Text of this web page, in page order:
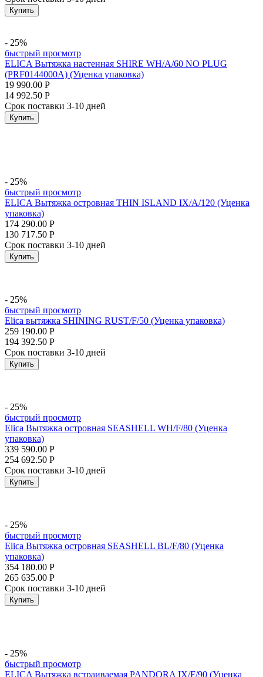
Купить
- 25%
быстрый просмотр
ELICA Вытяжка настенная SHIRE WH/A/60 NO PLUG
(PRF0144000A) (Уценка упаковка)
19 990.00 Р
14 992.50 Р
Срок поставки 3-10 дней
Купить
- 25%
быстрый просмотр
ELICA Вытяжка островная THIN ISLAND IX/A/120 (Уценка
упаковка)
174 290.00 Р
130 717.50 Р
Срок поставки 3-10 дней
Купить
- 25%
быстрый просмотр
Elica вытяжка SHINING RUST/F/50 (Уценка упаковка)
259 190.00 Р
194 392.50 Р
Срок поставки 3-10 дней
Купить
- 25%
быстрый просмотр
Elica Вытяжка островная SEASHELL WH/F/80 (Уценка
упаковка)
339 590.00 Р
254 692.50 Р
Срок поставки 3-10 дней
Купить
- 25%
быстрый просмотр
Elica Вытяжка островная SEASHELL BL/F/80 (Уценка
упаковка)
354 180.00 Р
265 635.00 Р
Срок поставки 3-10 дней
Купить
- 25%
быстрый просмотр
ELICA Вытяжка встраиваемая PANDORA IX/F/90 (Уценка